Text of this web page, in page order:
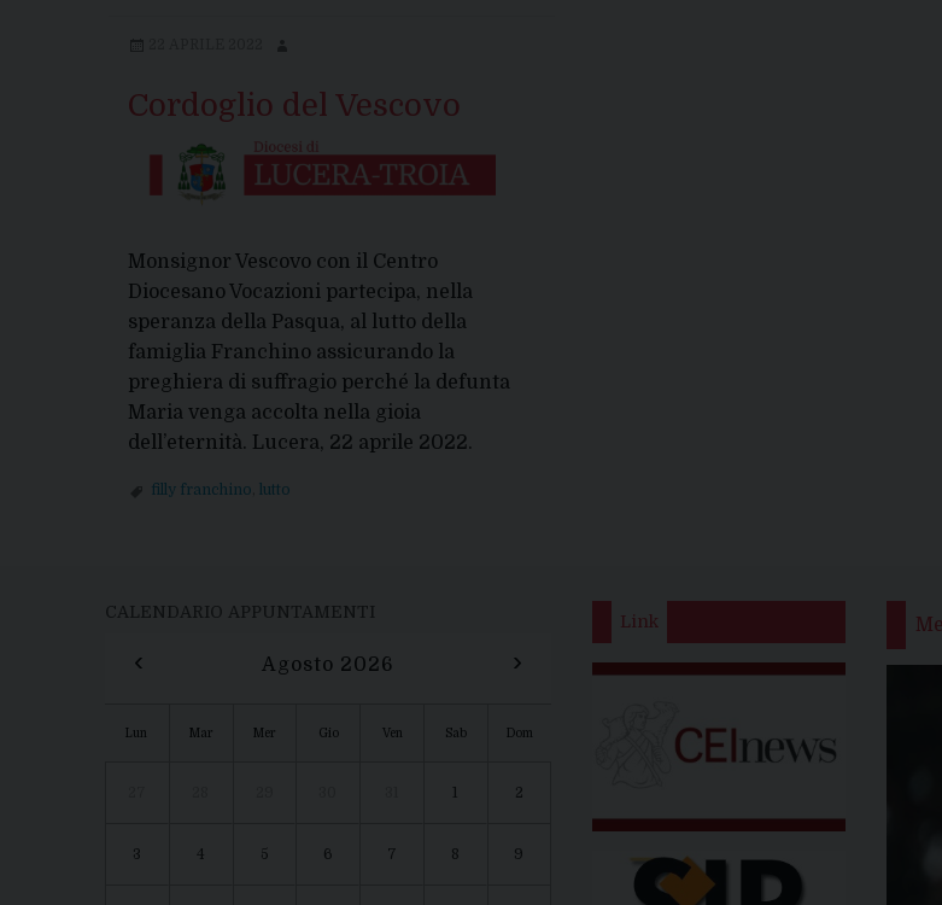
Cordoglio del Vescovo
Monsignor Vescovo con il Centro
Diocesano Vocazioni partecipa, nella
speranza della Pasqua, al lutto della
famiglia Franchino assicurando la
preghiera di suffragio perché la defunta
Maria venga accolta nella gioia
dell’eternità. Lucera, 22 aprile 2022.
filly franchino lutto
o
CALENDARIO APPUNTAMENTI
‹ Agosto 2026 ›
Lun Mar Mer Gio Ven Sab Dom
1 2
3 4 5 6 7 8 9
Link